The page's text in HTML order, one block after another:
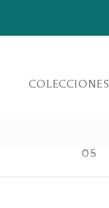
COLECCIONES
05